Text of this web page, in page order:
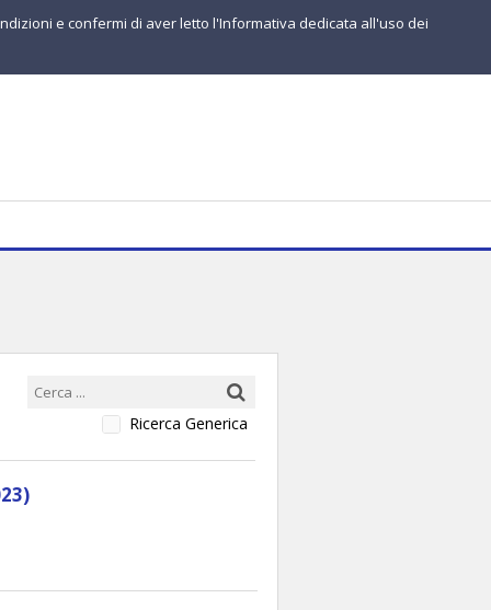
Ricerca Generica
e confermi di aver letto l'Informativa dedicata all'uso dei